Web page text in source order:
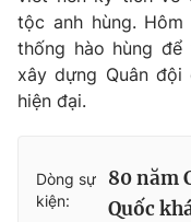
tộc anh hùng.
thống hào hùng
xây dựng Quân đội
hiện đại.
Dòng sự
kiện:
80 năm
Quốc